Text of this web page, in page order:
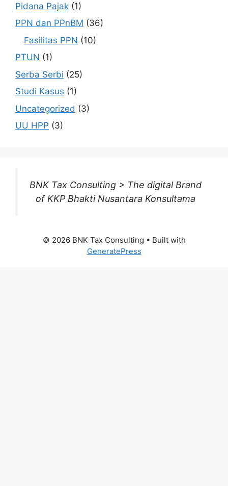
Pidana Pajak (1)
PPN dan PPnBM (36)
Fasilitas PPN (10)
PTUN (1)
Serba Serbi (25)
Studi Kasus (1)
Uncategorized (3)
UU HPP (3)
BNK Tax Consulting > The digital Brand
of KKP Bhakti Nusantara Konsultama
© 2026 BNK Tax Consulting • Built with
GeneratePress